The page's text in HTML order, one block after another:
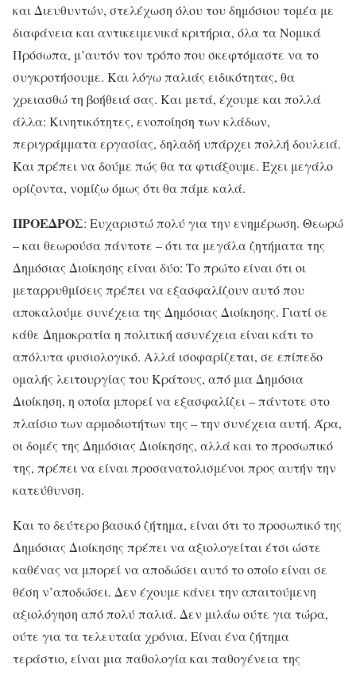
και Διευθυντών, στελέχωση όλου του δημόσιου τομέα με
διαφάνεια και αντικειμενικά κριτήρια, όλα τα Νομικά
Πρόσωπα, μ’αυτόν τον τρόπο που σκεφτόμαστε να το
συγκροτήσουμε. Και λόγω παλιάς ειδικότητας, θα
χρειασθώ τη βοήθειά σας. Και μετά, έχουμε και πολλά
άλλα: Κινητικότητες, ενοποίηση των κλάδων,
περιγράμματα εργασίας, δηλαδή υπάρχει πολλή δουλειά.
Και πρέπει να δούμε πώς θα τα φτιάξουμε. Έχει μεγάλο
ορίζοντα, νομίζω όμως ότι θα πάμε καλά.
ΠΡΟΕΔΡΟΣ: Ευχαριστώ πολύ για την ενημέρωση. Θεωρώ
– και θεωρούσα πάντοτε – ότι τα μεγάλα ζητήματα της
Δημόσιας Διοίκησης είναι δύο: Το πρώτο είναι ότι οι
μεταρρυθμίσεις πρέπει να εξασφαλίζουν αυτό που
αποκαλούμε συνέχεια της Δημόσιας Διοίκησης. Γιατί σε
κάθε Δημοκρατία η πολιτική ασυνέχεια είναι κάτι το
απόλυτα φυσιολογικό. Αλλά ισοφαρίζεται, σε επίπεδο
ομαλής λειτουργίας του Κράτους, από μια Δημόσια
Διοίκηση, η οποία μπορεί να εξασφαλίζει – πάντοτε στο
πλαίσιο των αρμοδιοτήτων της – την συνέχεια αυτή. Άρα,
οι δομές της Δημόσιας Διοίκησης, αλλά και το προσωπικό
της, πρέπει να είναι προσανατολισμένοι προς αυτήν την
κατεύθυνση.
Και το δεύτερο βασικό ζήτημα, είναι ότι το προσωπικό της
Δημόσιας Διοίκησης πρέπει να αξιολογείται έτσι ώστε
καθένας να μπορεί να αποδώσει αυτό το οποίο είναι σε
θέση ν’αποδώσει. Δεν έχουμε κάνει την απαιτούμενη
αξιολόγηση από πολύ παλιά. Δεν μιλάω ούτε για τώρα,
ούτε για τα τελευταία χρόνια. Είναι ένα ζήτημα
τεράστιο, είναι μια παθολογία και παθογένεια της